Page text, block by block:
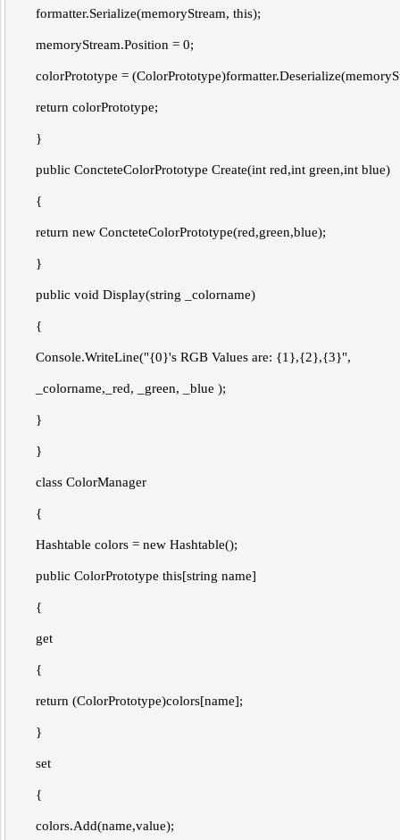
formatter.Serialize(memoryStream, this);
memoryStream.Position = 0;
colorPrototype =
return colorPrototype;
}
public ConcteteColorPrototype Create(int red,int green,int blue)
{
return new ConcteteColorPrototype(red,green,blue);
}
public void Display(string _colorname)
{
Console.WriteLine("{0}'s RGB Values are: {1},{2},{3}",
_colorname,_red, _green, _blue );
}
}
class ColorManager
{
Hashtable colors = new Hashtable();
public ColorPrototype this[string name]
{
get
{
return (ColorPrototype)colors[name];
}
set
{
colors.Add(name,value);